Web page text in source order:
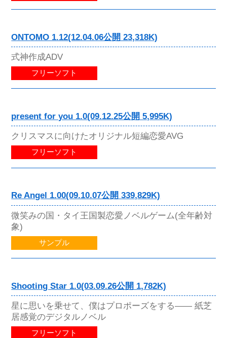
ONTOMO 1.12(12.04.06公開 23,318K)
式神作成ADV
フリーソフト
present for you 1.0(09.12.25公開 5,995K)
クリスマスに向けたオリジナル短編恋愛AVG
フリーソフト
Re Angel 1.00(09.10.07公開 339,829K)
微笑みの国・タイ王国製恋愛ノベルゲーム(全年齢対
象)
サンプル
Shooting Star 1.0(03.09.26公開 1,782K)
星に思いを乗せて、僕はプロポーズをする―― 紙芝
居感覚のデジタルノベル
フリーソフト